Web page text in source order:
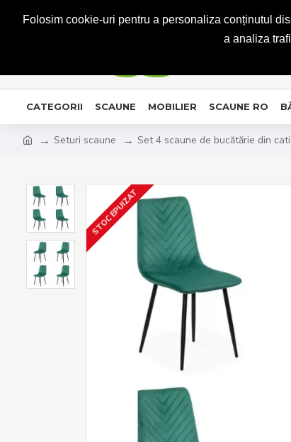
Folosim cookie-uri pentru a personaliza conținutul
a analiza
CATEGORII SCAUNE MOBILIER SCAUNE RO
Seturi scaune Set 4 scaune de bucătărie din
STOC EPUIZAT